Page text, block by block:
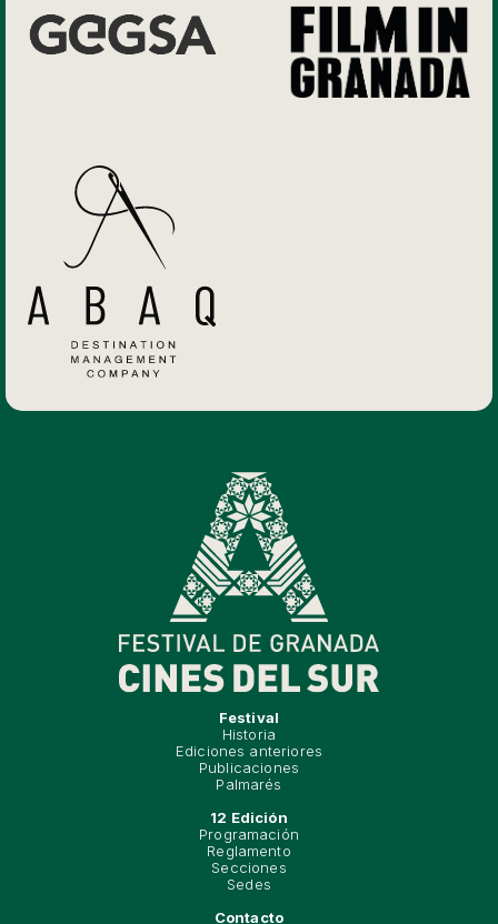
Festival
Historia
Ediciones anteriores
Publicaciones
Palmarés
12 Edición
Programación
Reglamento
Secciones
Sedes
Contacto